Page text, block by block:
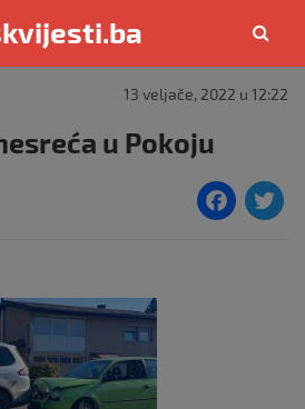
13 veljače, 2022 u 12:22
u Pokoju
F